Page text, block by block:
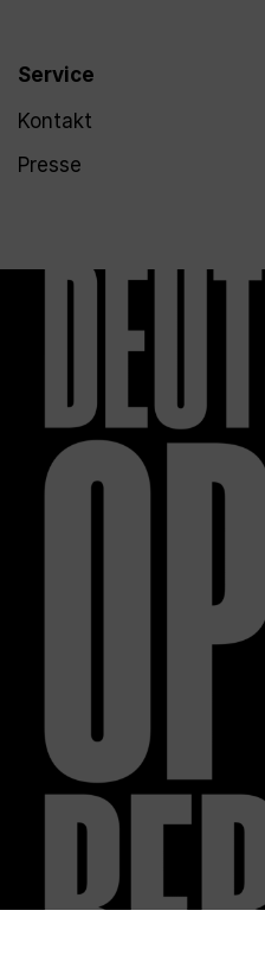
Service
Kontakt
Presse